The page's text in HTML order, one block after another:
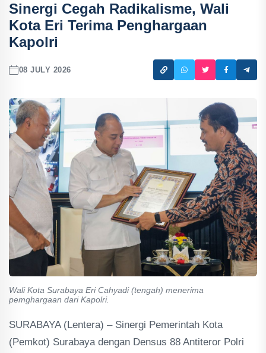
Sinergi Cegah Radikalisme, Wali
Kota Eri Terima Penghargaan
Kapolri
08 JULY 2026
Wali Kota Surabaya Eri Cahyadi (tengah) menerima
pemghargaan dari Kapolri.
SURABAYA (Lentera) – Sinergi Pemerintah Kota
(Pemkot) Surabaya dengan Densus 88 Antiteror Polri